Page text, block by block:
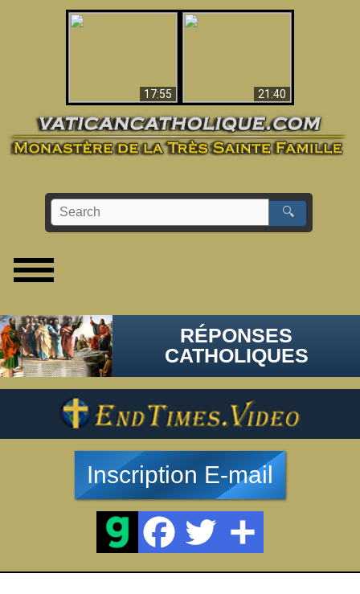
17:55
21:40
🔍
RÉPONSES
CATHOLIQUES
Inscription E-mail